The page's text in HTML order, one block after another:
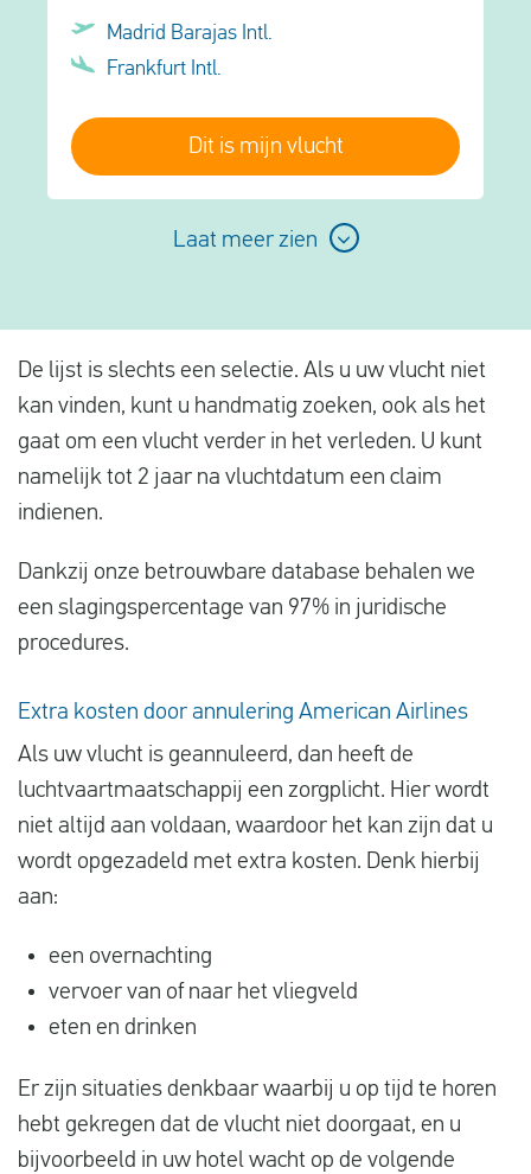
Madrid Barajas Intl.
Frankfurt Intl.
Dit is mijn vlucht
Laat meer zien
De lijst is slechts een selectie. Als u uw vlucht niet
kan vinden, kunt u handmatig zoeken, ook als het
gaat om een vlucht verder in het verleden. U kunt
namelijk tot 2 jaar na vluchtdatum een claim
indienen.
Dankzij onze betrouwbare database behalen we
een slagingspercentage van 97% in juridische
procedures.
Extra kosten door annulering American Airlines
Als uw vlucht is geannuleerd, dan heeft de
luchtvaartmaatschappij een zorgplicht. Hier wordt
niet altijd aan voldaan, waardoor het kan zijn dat u
wordt opgezadeld met extra kosten. Denk hierbij
aan:
een overnachting
vervoer van of naar het vliegveld
eten en drinken
Er zijn situaties denkbaar waarbij u op tijd te horen
hebt gekregen dat de vlucht niet doorgaat, en u
bijvoorbeeld in uw hotel wacht op de volgende